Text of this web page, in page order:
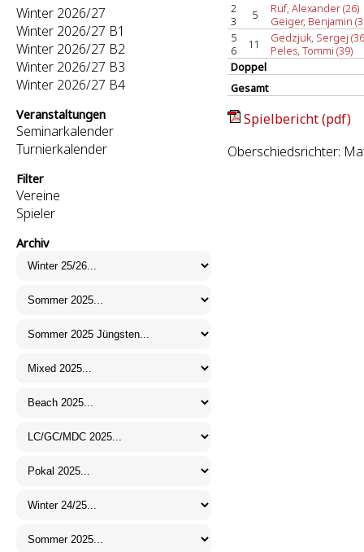
Winter 2026/27
Winter 2026/27 B1
Winter 2026/27 B2
Winter 2026/27 B3
Winter 2026/27 B4
Veranstaltungen
Seminarkalender
Turnierkalender
Filter
Vereine
Spieler
Archiv
2
3
5
Ruf, Alexander (26)
Geiger, Benjamin
5
6
11
Gedzjuk, Sergej
Peles, Tommi (39)
Doppel
Gesamt
Spielbericht (pdf)
Oberschiedsrichter: